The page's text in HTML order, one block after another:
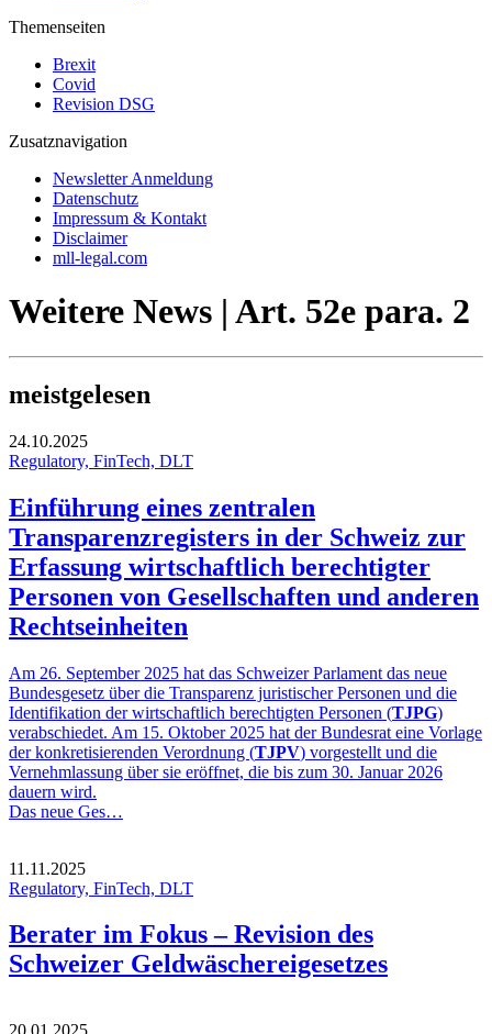
Themenseiten
Brexit
Covid
Revision DSG
Zusatznavigation
Newsletter Anmeldung
Datenschutz
Impressum & Kontakt
Disclaimer
mll-legal.com
Weitere News | Art. 52e para. 2
meistgelesen
24.10.2025
Regulatory, FinTech, DLT
Einführung eines zentralen
Transparenzregisters in der Schweiz zur
Erfassung wirtschaftlich berechtigter
Personen von Gesellschaften und anderen
Rechtseinheiten
Am 26. September 2025 hat das Schweizer Parlament das neue
Bundesgesetz über die Transparenz juristischer Personen und die
Identifikation der wirtschaftlich berechtigten Personen (TJPG)
verabschiedet. Am 15. Oktober 2025 hat der Bundesrat eine Vorlage
der konkretisierenden Verordnung (TJPV) vorgestellt und die
Vernehmlassung über sie eröffnet, die bis zum 30. Januar 2026
dauern wird.
Das neue Ges…
11.11.2025
Regulatory, FinTech, DLT
Berater im Fokus – Revision des
Schweizer Geldwäschereigesetzes